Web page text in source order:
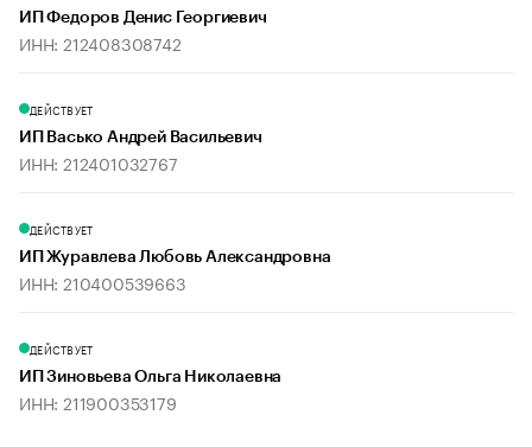
ИП Федоров Денис Георгиевич
ИНН: 212408308742
ДЕЙСТВУЕТ
ИП Васько Андрей Васильевич
ИНН: 212401032767
ДЕЙСТВУЕТ
ИП Журавлева Любовь Александровна
ИНН: 210400539663
ДЕЙСТВУЕТ
ИП Зиновьева Ольга Николаевна
ИНН: 211900353179